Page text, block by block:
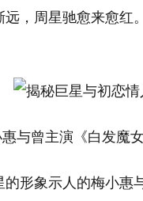
，周星驰愈来愈红
曾主演《白发魔女
形象示人的梅小惠